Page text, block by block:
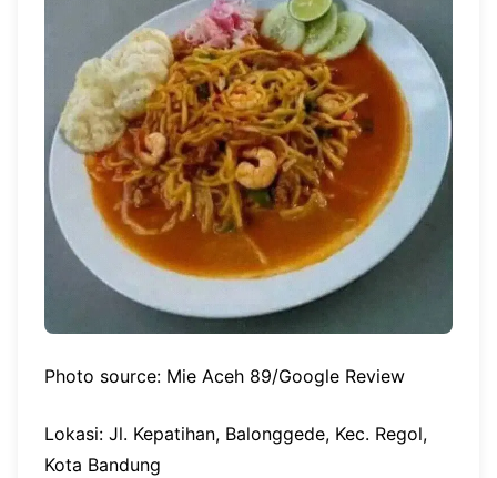
Photo source: Mie Aceh 89/Google Review
Lokasi: Jl. Kepatihan, Balonggede, Kec. Regol,
Kota Bandung